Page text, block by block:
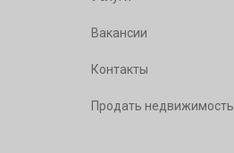
Вакансии
Контакты
Продать недвижимость